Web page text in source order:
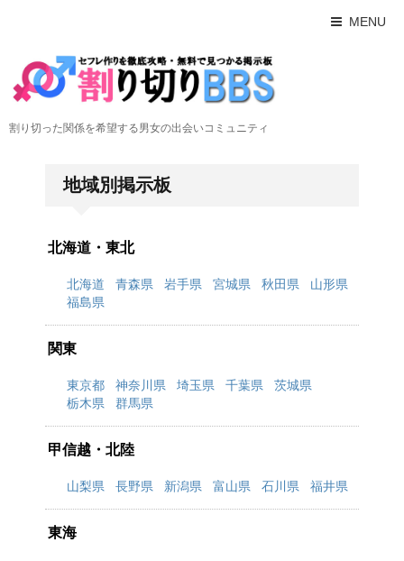
MENU
割り切った関係を希望する男女の出会いコミュニティ
地域別掲示板
北海道・東北
北海道 青森県 岩手県 宮城県 秋田県
山形県
福島県
関東
東京都 神奈川県 埼玉県 千葉県
茨城県
栃木県
群馬県
甲信越・北陸
山梨県 長野県 新潟県 富山県 石川県 福井県
東海